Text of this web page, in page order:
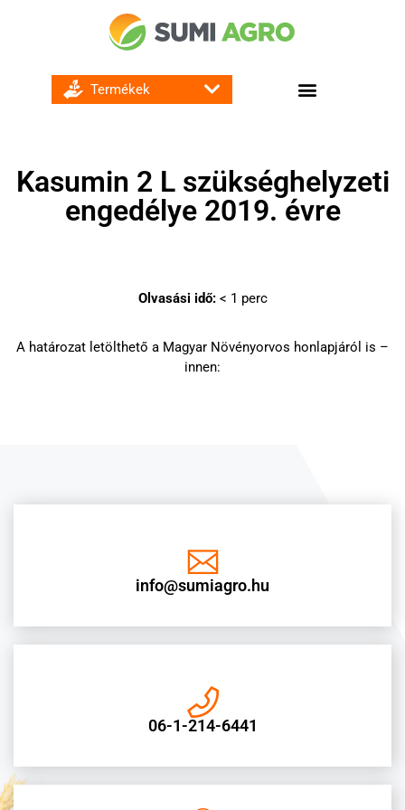
Kasumin 2 L szükséghelyzeti
engedélye 2019. évre
Olvasási idő: < 1 perc
A határozat letölthető a Magyar Növényorvos honlapjáról is –
innen:
info@sumiagro.hu
06-1-214-6441